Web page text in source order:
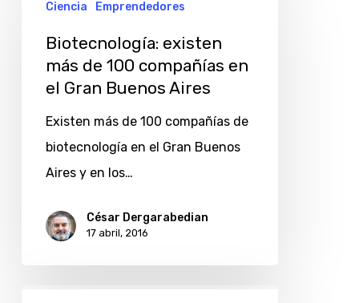
existen
compañías
Buenos
Aires
Ciencia Emprendedores
Biotecnología: existen
más de 100 compañías en
el Gran Buenos Aires
Existen más de 100 compañías de
biotecnología en el Gran Buenos
Aires y en los…
César Dergarabedian
17 abril, 2016